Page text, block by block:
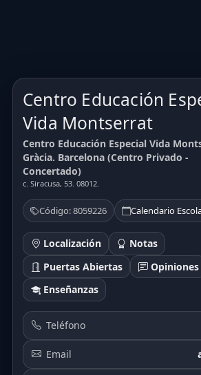
Centro Educación
Vida Montserrat
Centro Educación Especial Vida
Gràcia. Barcelona (Centro Privado -
Concertado)
c. Siracusa, 53. 08012.
Código: 8059226 Calendario
Localización
Notas
Puertas Abiertas
Opiniones
Enseñanzas
Teléfono
Email